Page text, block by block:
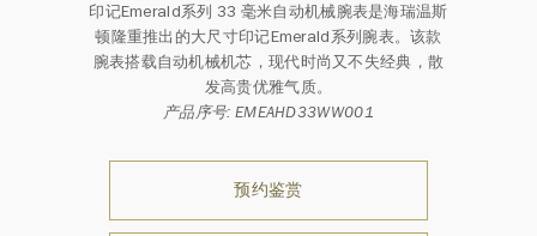
印记Emerald系列 33 毫米自动机械腕表是海瑞温斯
顿隆重推出的大尺寸印记Emerald系列腕表。该款
腕表搭载自动机械机芯，现代时尚又不失经典，散
发高贵优雅气质。
产品序号: EMEAHD33WW001
预约鉴赏